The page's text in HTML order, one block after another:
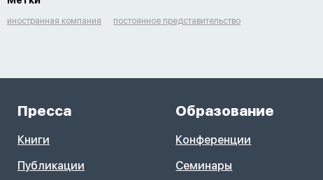
иностранная компания постоянное представительство
Пресса
Книги
Публикации
Образование
Конференции
Семинары